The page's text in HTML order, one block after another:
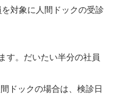
対象に人間ドックの受診
す。だいたい半分の社員
ドックの場合は、検診日